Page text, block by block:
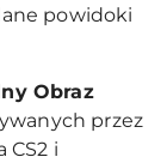
powidoki
Obraz
przez
CS2 i